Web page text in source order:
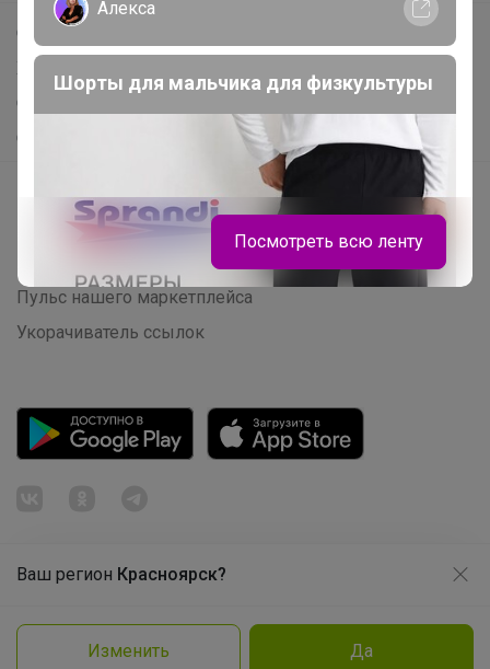
Ваш регион Красноярск?
Изменить Да
Самое выгодное
Хиты продаж
Самое желанное
Самое быстрое
Начать зарабатывать с 24-ok
Picabox.ru - Лучшее место для ваших изображений
Розыгрыш - Генератор случайных чисел
Пульс нашего маркетплейса
Укорачиватель ссылок
Политика конфиденциальности
Cоглашение пользователя
Алекса
Шорты для мальчика для физкультуры
Брюнетка
Хит сезона! Идеальная футболка BODO
Посмотреть всю ленту
Продолжая использовать этот сайт и нажимая кнопку
Принять